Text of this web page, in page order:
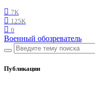
7K
125K
0
Военный обозреватель
Публикации